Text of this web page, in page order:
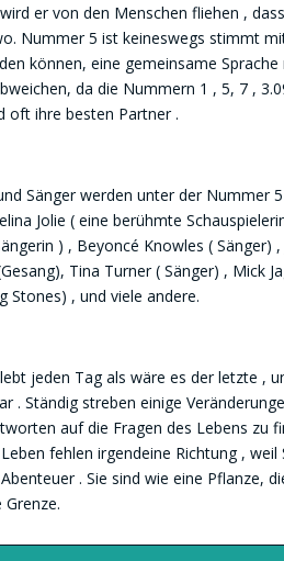
er von den Menschen fliehen ,
Nummer 5 ist keineswegs stimmt
können, eine gemeinsame
da die Nummern 1 , 5, 7 ,
oft ihre besten Partner .
Sänger werden unter der Nummer
Jolie ( eine berühmte
) , Beyoncé Knowles ( Sänger)
Tina Turner ( Sänger) , Mick
Stones) , und viele andere.
jeden Tag als wäre es der letzte ,
. Ständig streben einige
auf die Fragen des Lebens zu
fehlen irgendeine Richtung ,
. Sie sind wie eine Pflanze,